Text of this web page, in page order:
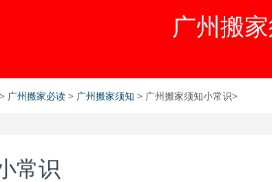
广州搬
> 广州搬家必读 > 广州搬家须知 > 广州搬家须知小常识>
常识